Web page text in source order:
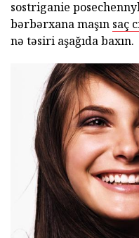
sostriganie
bərbərxana maşın saç
nə təsiri aşağıda baxın.